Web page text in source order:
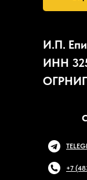
+7
И.П.
ИНН
ОГРНИП